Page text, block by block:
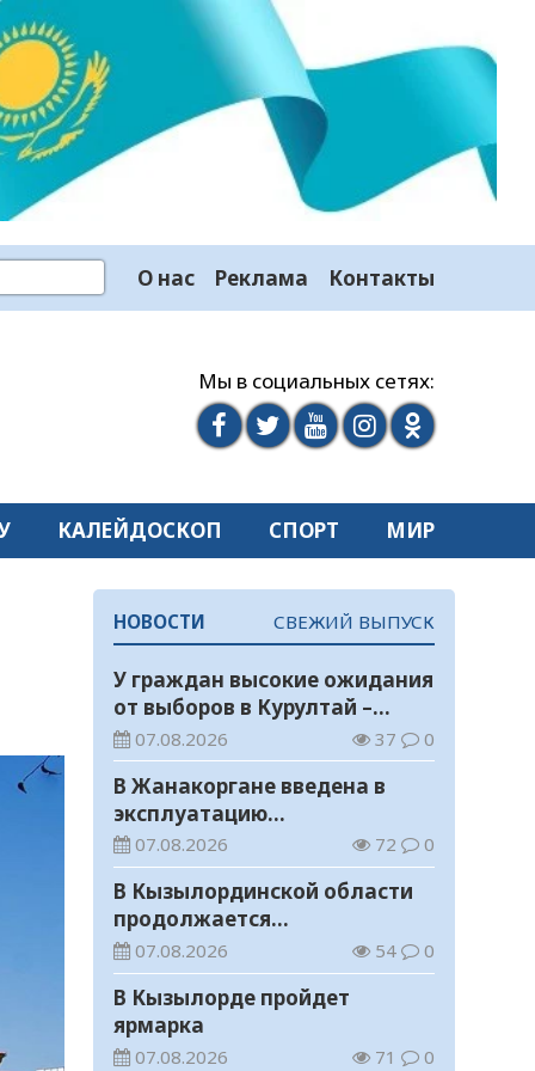
О нас Реклама Контакты
Мы в социальных сетях:
КАЛЕЙДОСКОП СПОРТ МИР
НОВОСТИ СВЕЖИЙ ВЫПУСК
У граждан высокие ожидания
от выборов в Курултай –
опрос общественного мнения
07.08.2026 37 0
В Жанакоргане введена в
эксплуатацию
водораспределительная
станция
07.08.2026 72 0
В Кызылординской области
продолжается
экологическая акция «Таза
Қазақстан»
07.08.2026 54 0
В Кызылорде пройдет
ярмарка
07.08.2026 71 0